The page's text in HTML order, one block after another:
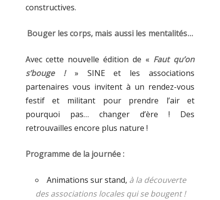
constructives.
Bouger les corps, mais aussi les mentalités…
Avec cette nouvelle édition de « Faut qu’on
s’bouge ! » SINE et les associations
partenaires vous invitent à un rendez-vous
festif et militant pour prendre l’air et
pourquoi pas… changer d’ère ! Des
retrouvailles encore plus nature !
Programme de la journée :
Animations sur stand, à la découverte
des associations locales qui se bougent !